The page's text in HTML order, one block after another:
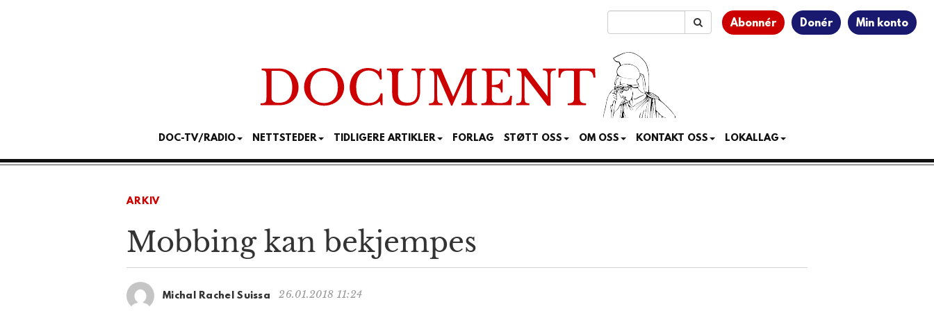
Abonnér Donér Min konto
DOC-TV/RADIO NETTSTEDER TIDLIGERE ARTIKLER FORLAG STØTT OSS OM OSS KONTAKT OSS LOKALLAG
ARKIV
Mobbing kan bekjempes
Michal Rachel Suissa 26.01.2018 11:24